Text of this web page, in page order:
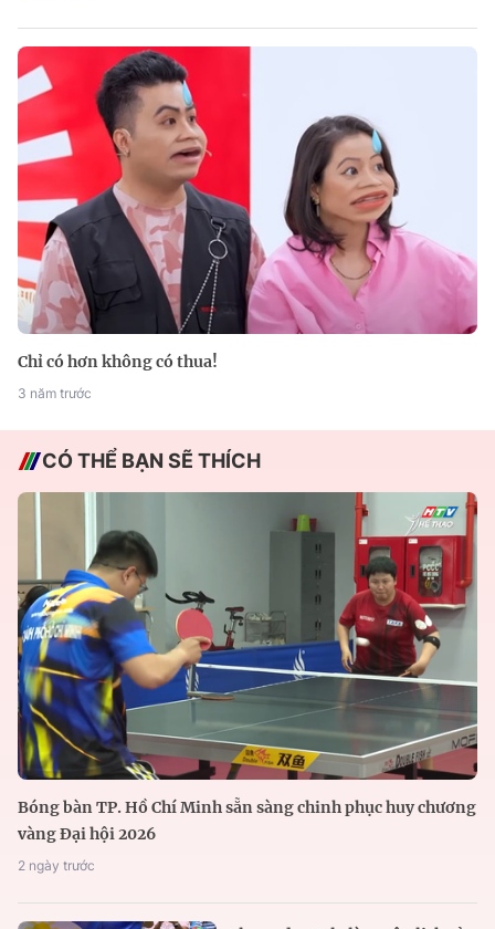
Chỉ có hơn không có thua!
3 năm trước
CÓ THỂ BẠN SẼ THÍCH
Bóng bàn TP. Hồ Chí Minh sẵn sàng chinh phục huy chương
vàng Đại hội 2026
2 ngày trước